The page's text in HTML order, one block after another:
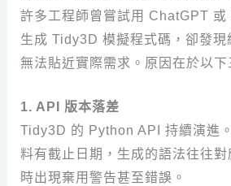
許多工程師曾嘗試用 ChatGPT
生成 Tidy3D 模擬程式碼，卻發現
無法貼近實際需求。原因在於以下
1. API 版本落差
Tidy3D 的 Python API 持續演進
料有截止日期，生成的語法往往
時出現棄用警告甚至錯誤。